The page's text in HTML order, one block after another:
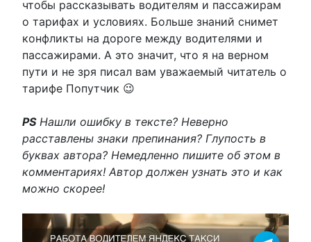
чтобы рассказывать водителям и пассажирам
о тарифах и условиях. Больше знаний снимет
конфликты на дороге между водителями и
пассажирами. А это значит, что я на верном
пути и не зря писал вам уважаемый читатель о
тарифе Попутчик 😉
PSНашли ошибку в тексте? Неверно
расставлены знаки препинания? Глупость в
буквах автора? Немедленно пишите об этом в
комментариях! Автор должен узнать это и как
можно скорее!